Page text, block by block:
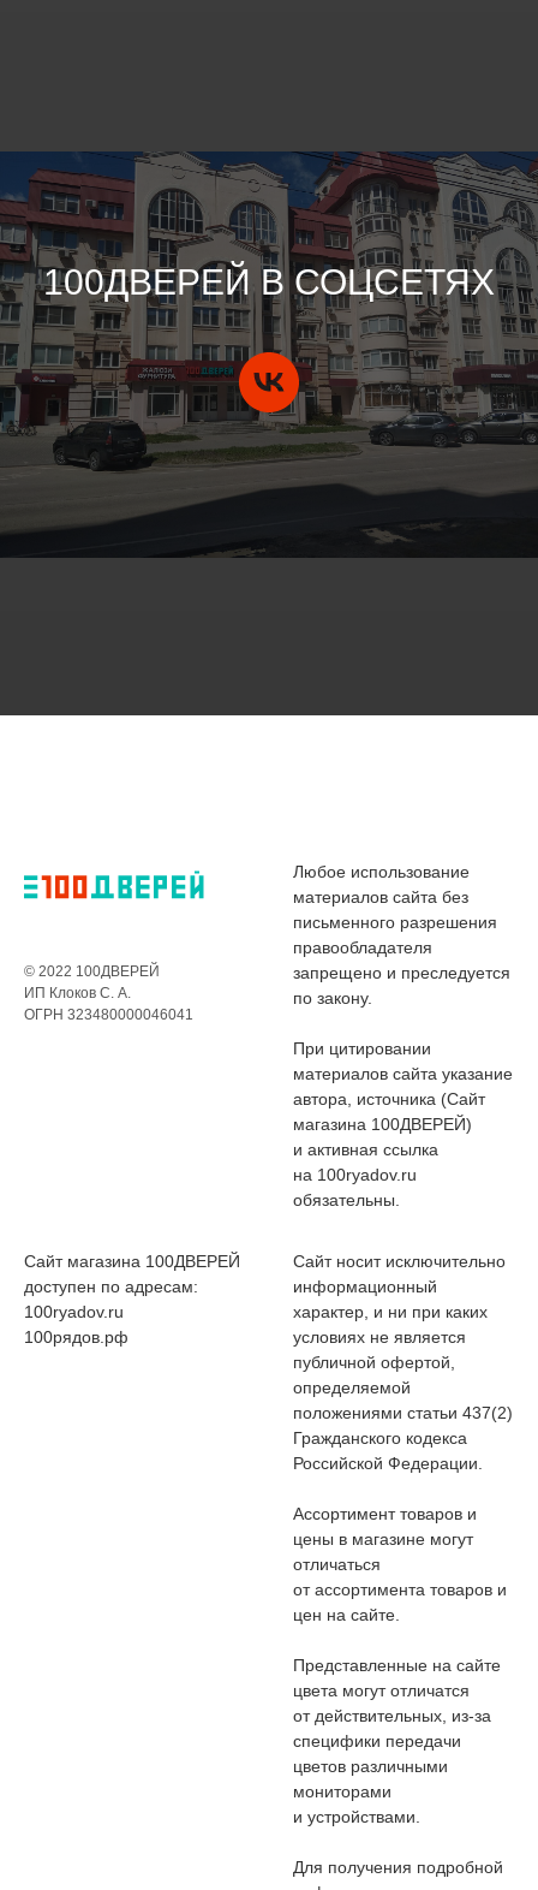
100ДВЕРЕЙ В СОЦСЕТЯХ
© 2022 100ДВЕРЕЙ
ИП Клоков С. А.
ОГРН 323480000046041
Любое использование
материалов сайта без
письменного разрешения
правообладателя
запрещено и преследуется
по закону.
При цитировании
материалов сайта указание
автора, источника (Сайт
магазина 100ДВЕРЕЙ)
и активная ссылка
на 100ryadov.ru
обязательны.
Сайт магазина 100ДВЕРЕЙ
доступен по адресам:
100ryadov.ru
100рядов.рф
Сайт носит исключительно
информационный
характер, и ни при каких
условиях не является
публичной офертой,
определяемой
положениями статьи 437(2)
Гражданского кодекса
Российской Федерации.
Ассортимент товаров и
цены в магазине могут
отличаться
от ассортимента товаров и
цен на сайте.
Представленные на сайте
цвета могут отличатся
от действительных, из-за
специфики передачи
цветов различными
мониторами
и устройствами.
Для получения подробной